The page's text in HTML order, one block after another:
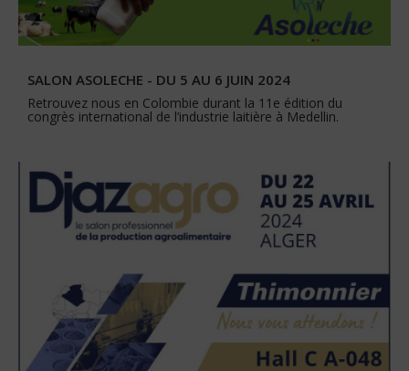
SALON ASOLECHE - DU 5 AU 6 JUIN 2024
Retrouvez nous en Colombie durant la 11e édition du
congrès international de l’industrie laitière à Medellin.